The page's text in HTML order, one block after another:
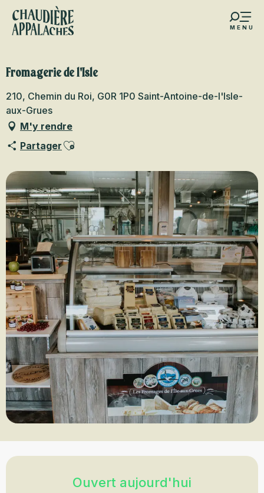
Aller
contenu
MENU
favoris
Fromagerie de l'Isle
210, Chemin du Roi, G0R 1P0 Saint-Antoine-de-l'Isle-
aux-Grues
M'y rendre
Partager Ajouter aux favoris
Ouverture et coordonnées
Ouvert aujourd'hui